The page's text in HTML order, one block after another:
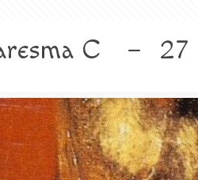
C – 27